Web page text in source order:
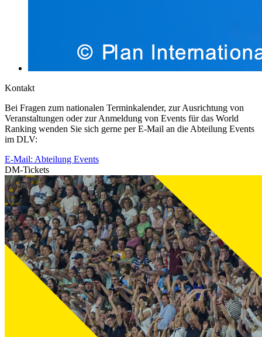
Kontakt
Bei Fragen zum nationalen Terminkalender, zur Ausrichtung von
Veranstaltungen oder zur Anmeldung von Events für das World
Ranking wenden Sie sich gerne per E-Mail an die Abteilung Events
im DLV:
E-Mail: Abteilung Events
DM-Tickets